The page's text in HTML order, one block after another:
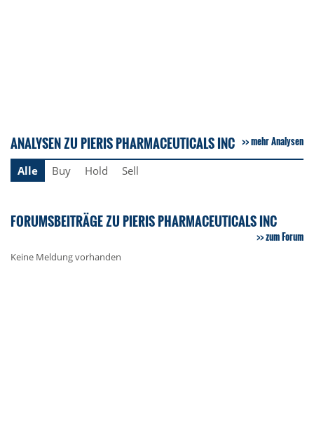
ANALYSEN ZU PIERIS PHARMACEUTICALS INC mehr Analysen
Alle Buy Hold Sell
FORUMSBEITRÄGE ZU PIERIS PHARMACEUTICALS INC
zum Forum
Keine Meldung vorhanden